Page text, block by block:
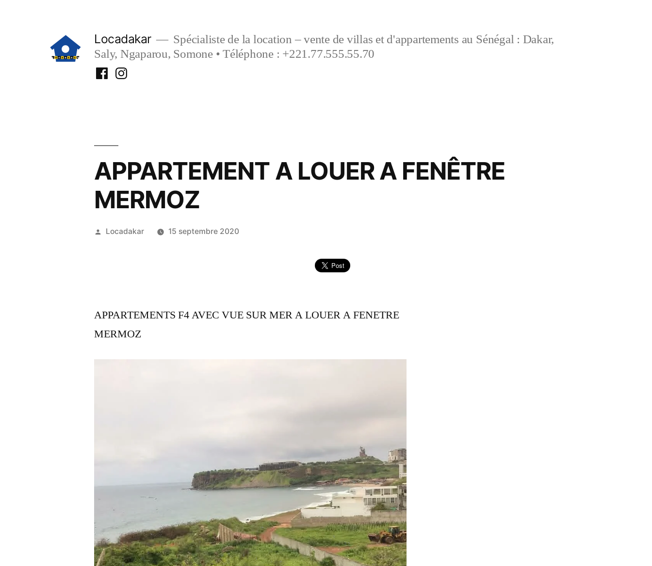
Locadakar
Spécialiste de la location – vente de villas et d'appartements au Sénégal : Dakar,
Saly, Ngaparou, Somone • Téléphone : +221.77.555.55.70
FacebookInstagram
APPARTEMENT A LOUER A FENÊTRE
MERMOZ
Publié
Locadakar 15 septembre 2020
APPARTEMENTS F4 AVEC VUE SUR MER A LOUER A FENETRE
MERMOZ